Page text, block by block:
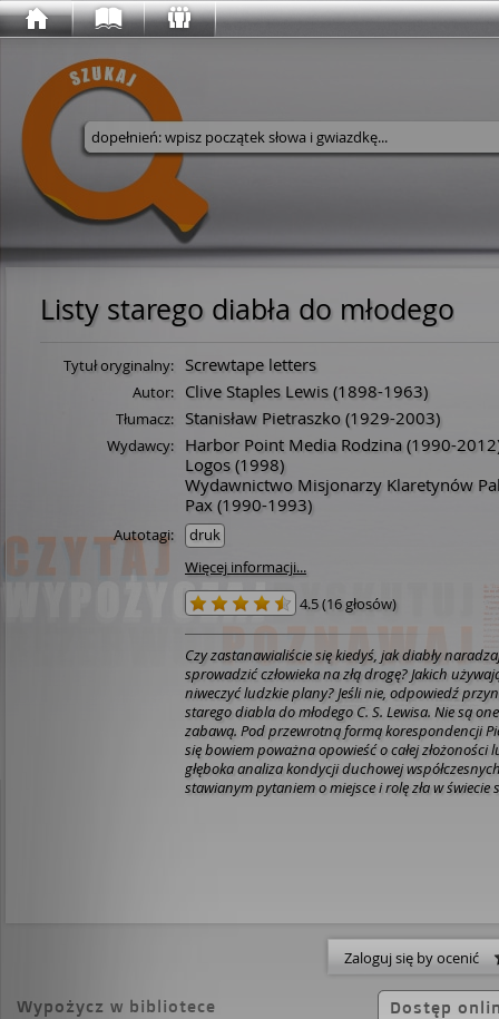
Wyszukaj w serwisie
Listy starego diabła do młodego
Tytuł oryginalny: Screwtape letters
Autor: Clive Staples Lewis (1898-1963)
Tłumacz: Stanisław Pietraszko (1929-2003)
Wydawcy: Harbor Point Media Rodzina (1990-
Logos (1998)
Wydawnictwo Misjonarzy Klaretynów
Pax (1990-1993)
Autotagi:
druk
Więcej informacji...
4.5(16 głosów)
Czy zastanawialiście się kiedyś, jak diabły
sprowadzić człowieka na złą drogę? Jakich
niweczyć ludzkie plany? Jeśli nie, odpowiedź
starego diabla do młodego C. S. Lewisa. Nie są
zabawą. Pod przewrotną formą korespondencji
się bowiem poważna opowieść o całej
głęboka analiza kondycji duchowej
stawianym pytaniem o miejsce i rolę zła w
Zaloguj się by ocenić
Wypożycz w bibliotece Dostęp